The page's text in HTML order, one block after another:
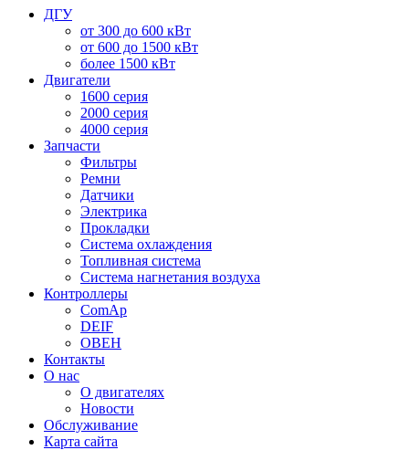
ДГУ
от 300 до 600 кВт
от 600 до 1500 кВт
более 1500 кВт
Двигатели
1600 серия
2000 серия
4000 серия
Запчасти
Фильтры
Ремни
Датчики
Электрика
Прокладки
Система охлаждения
Топливная система
Система нагнетания воздуха
Контроллеры
ComAp
DEIF
ОВЕН
Контакты
О нас
О двигателях
Новости
Обслуживание
Карта сайта